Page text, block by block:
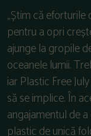
„Știm că
pentru a opri
ajunge la gropile
oceanele lumii.
iar Plastic Free
să se implice. În
angajamentul de
plastic de unică